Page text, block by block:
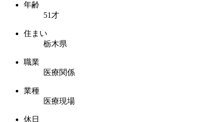
年齢
51才
住まい
栃木県
職業
医療関係
業種
医療現場
休日